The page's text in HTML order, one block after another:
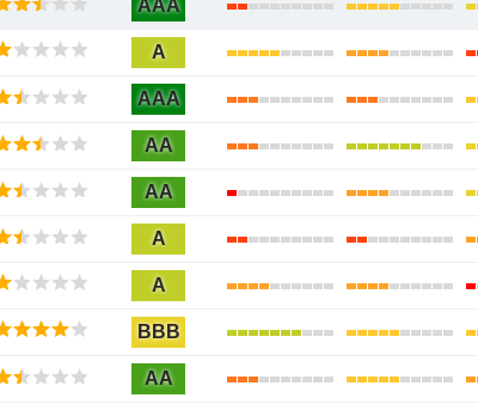
AAA
A
AAA
AA
AA
A
A
BBB
AA